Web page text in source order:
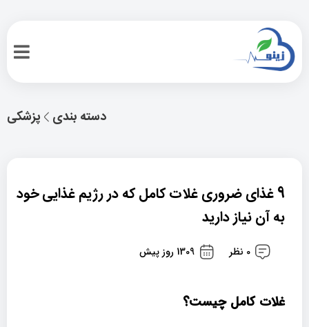
پزشکی دسته بندی
9 غذای ضروری غلات کامل که در رژیم غذایی خود
به آن نیاز دارید
0 نظر 1309 روز پیش
غلات کامل چیست؟